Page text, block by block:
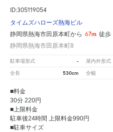
ID:305119054
タイムズハローズ熱海ビル
静岡県熱海市田原本町から 67m 徒歩
静岡県熱海市田原本町8
駐車場形式 - 屋内外形式
全長 530cm 全幅
■料金
30分 220円
■上限料金
駐車後24時間 上限料金990円
■駐車サイズ